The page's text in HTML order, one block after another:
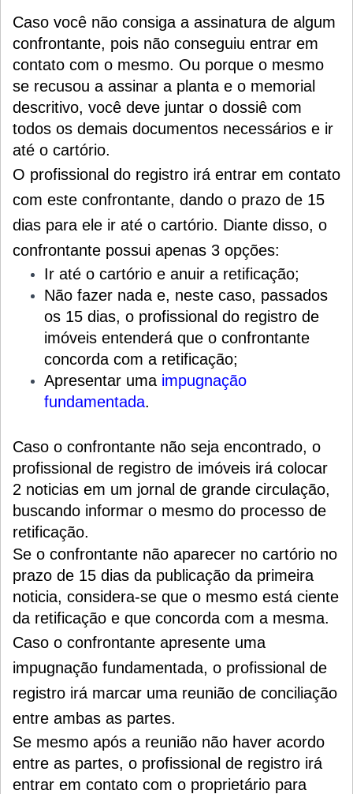
Caso você não consiga a assinatura de algum
confrontante, pois não conseguiu entrar em
contato com o mesmo. Ou porque o mesmo
se recusou a assinar a planta e o memorial
descritivo, você deve juntar o dossiê com
todos os demais documentos necessários e ir
até o cartório.
O profissional do registro irá entrar em contato
com este confrontante, dando o prazo de 15
dias para ele ir até o cartório. Diante disso, o
confrontante possui apenas 3 opções:
Ir até o cartório e anuir a retificação;
Não fazer nada e, neste caso, passados
os 15 dias, o profissional do registro de
imóveis entenderá que o confrontante
concorda com a retificação;
Apresentar uma impugnação
fundamentada.
Caso o confrontante não seja encontrado, o
profissional de registro de imóveis irá colocar
2 noticias em um jornal de grande circulação,
buscando informar o mesmo do processo de
retificação.
Se o confrontante não aparecer no cartório no
prazo de 15 dias da publicação da primeira
noticia, considera-se que o mesmo está ciente
da retificação e que concorda com a mesma.
Caso o confrontante apresente uma
impugnação fundamentada, o profissional de
registro irá marcar uma reunião de conciliação
entre ambas as partes.
Se mesmo após a reunião não haver acordo
entre as partes, o profissional de registro irá
entrar em contato com o proprietário para